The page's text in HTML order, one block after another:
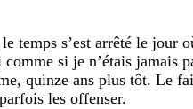
temps s’est arrêté le jour
si je n’étais jamais
quinze ans plus tôt. Le
les offenser.